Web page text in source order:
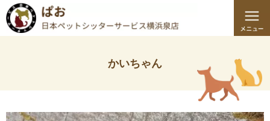
かいちゃん